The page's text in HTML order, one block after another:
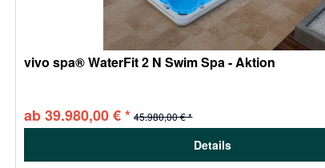
vivo spa® WaterFit 2 N Swim Spa - Aktion
ab 39.980,00 € * 45.980,00 € *
Details